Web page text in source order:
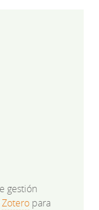
gestión
Zoteropara